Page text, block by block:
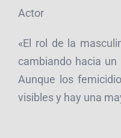
Actor
«El rol de la
cambiando hacia
Aunque los
visibles y hay una